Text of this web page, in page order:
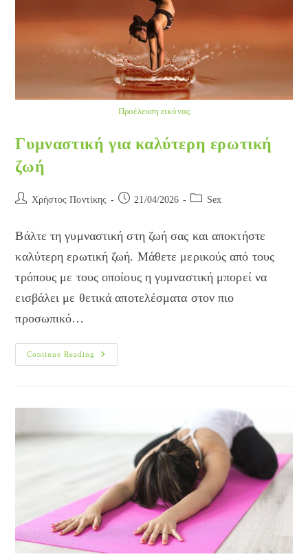
Προέλευση εικόνας
Γυμναστική για καλύτερη ερωτική
ζωή
Post Χρήστος Ποντίκης
Post 21/04/2026
Post Sex
Βάλτε τη γυμναστική στη ζωή σας και αποκτήστε
καλύτερη ερωτική ζωή. Μάθετε μερικούς από τους
τρόπους με τους οποίους η γυμναστική μπορεί να
εισβάλει με θετικά αποτελέσματα στον πιο
προσωπικό…
Continue Reading
Γυμναστική
Για